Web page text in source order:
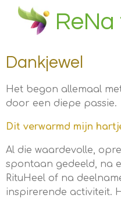
de
hoofdinhoud
Dankjewel
Het begon allemaal
door een diepe passie.
Dit verwarmd mijn
Al die waardevolle,
spontaan gedeeld, na
RituHeel of na
inspirerende activiteit.